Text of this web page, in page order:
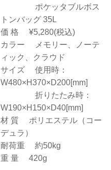
ポケッタブルボス
トンバッグ 35L
価 格 ¥5,280(税込)
カラー メモリー、ノーテ
ィック、クラウド
サイズ 使用時：
W480×H370×D200[mm]
折りたたみ時：
W190×H150×D40[mm]
材 質 ポリエステル（コー
デュラ）
耐荷重 約50kg
重 量 420g